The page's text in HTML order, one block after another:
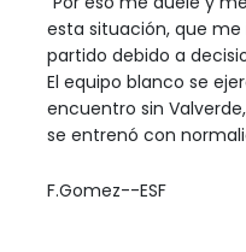
esta situación, que
partido debido a
El equipo blanco se
encuentro sin
se entrenó con
F.Gomez--ESF